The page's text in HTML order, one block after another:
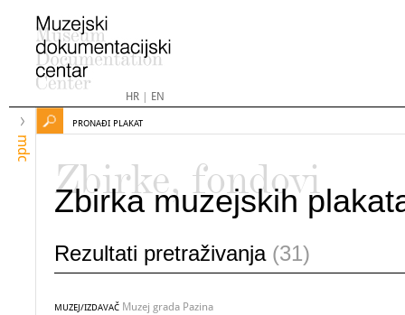
HR| EN
mdc
PRONAĐI PLAKAT
Zbirke, fondovi
Zbirka muzejskih
Rezultati pretraživanja (31)
MUZEJ/IZDAVAČ Muzej grada Pazina